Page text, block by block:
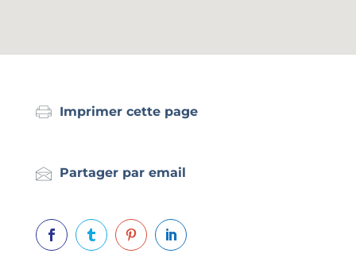
Imprimer cette page
Partager par email
   